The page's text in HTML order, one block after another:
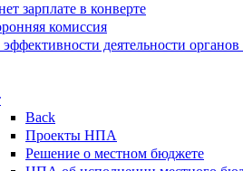
зарплате в конверте
комиссия
деятельности
Back
Проекты НПА
Решение о местном бюджете